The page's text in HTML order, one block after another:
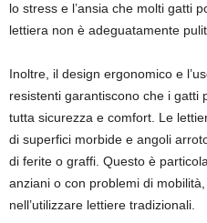
lo stress e l’ansia che molti gatti
lettiera non è adeguatamente
Inoltre, il design ergonomico e
resistenti garantiscono che i gatti
tutta sicurezza e comfort. Le
di superfici morbide e angoli
di ferite o graffi. Questo è
anziani o con problemi di
nell’utilizzare lettiere tradizionali.